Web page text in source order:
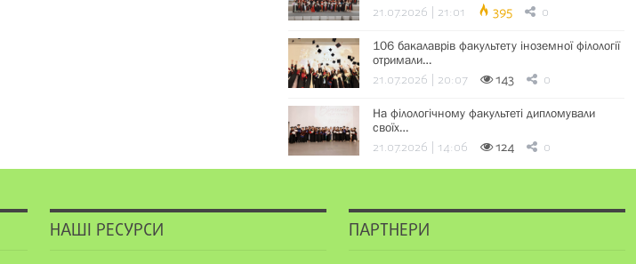
21.07.2026 | 21:01 395 0
106 бакалаврів факультету іноземної філології
отримали…
21.07.2026 | 20:07 143 0
На філологічному факультеті дипломували
своїх…
21.07.2026 | 14:06 124 0
НАШІ РЕСУРСИ ПАРТНЕРИ